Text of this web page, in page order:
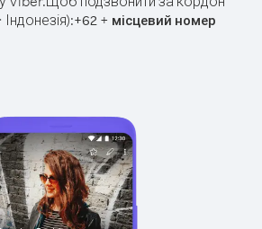
+62+ місцевий номер